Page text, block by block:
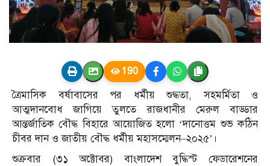
190
ত্রৈমাসিক বর্ষাবাসের পর ধর্মীয় শুদ্ধতা, সহমর্মিতা ও
আত্মদানবোধ জাগিয়ে তুলতে রাজধানীর মেরুল বাড্ডার
আন্তর্জাতিক বৌদ্ধ বিহারে আয়োজিত হলো ‘দানোত্তম শুভ কঠিন
চীবর দান ও জাতীয় বৌদ্ধ ধর্মীয় মহাসম্মেলন–২০২৫’।
শুক্রবার (৩১ অক্টোবর) বাংলাদেশ বুদ্ধিস্ট ফেডারেশনের